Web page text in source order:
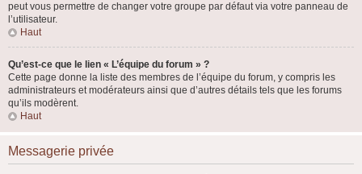
peut vous permettre de changer votre groupe par défaut via votre panneau de
l’utilisateur.
Haut
Qu’est-ce que le lien « L’équipe du forum » ?
Cette page donne la liste des membres de l’équipe du forum, y compris les
administrateurs et modérateurs ainsi que d’autres détails tels que les forums
qu’ils modèrent.
Haut
Messagerie privée